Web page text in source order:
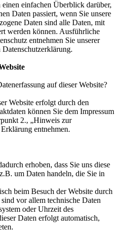
einfachen Überblick darüber,
Daten passiert, wenn Sie unsere
Daten sind alle Daten, mit
werden können. Ausführliche
entnehmen Sie unserer
auf dieser Website?
Website erfolgt durch den
können Sie dem Impressum
2., „Hinweis zur
entnehmen.
erhoben, dass Sie uns diese
um Daten handeln, die Sie in
beim Besuch der Website durch
vor allem technische Daten
oder Uhrzeit des
Daten erfolgt automatisch,